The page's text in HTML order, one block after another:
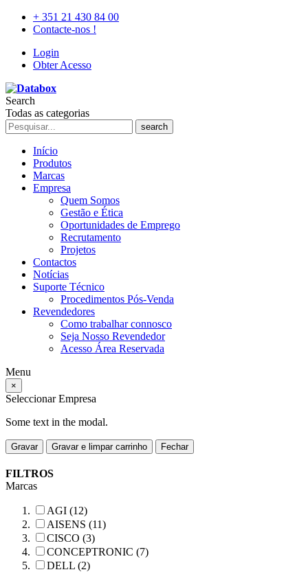
+ 351 21 430 84 00
Contacte-nos !
Login
Obter Acesso
Search
Todas as categorias
search
Início
Produtos
Marcas
Empresa
Quem Somos
Gestão e Ética
Oportunidades de Emprego
Recrutamento
Projetos
Contactos
Notícias
Suporte Técnico
Procedimentos Pós-Venda
Revendedores
Como trabalhar connosco
Seja Nosso Revendedor
Acesso Área Reservada
Menu
×
Seleccionar Empresa
Some text in the modal.
Gravar Gravar e limpar carrinho Fechar
FILTROS
Marcas
AGI (12)
AISENS (11)
CISCO (3)
CONCEPTRONIC (7)
DELL (2)